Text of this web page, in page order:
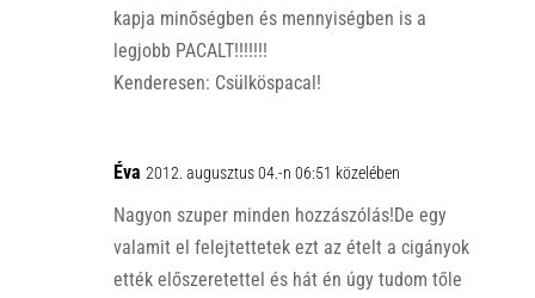
kapja minőségben és mennyiségben is a
legjobb PACALT!!!!!!!
Kenderesen: Csülköspacal!
Éva 2012. augusztus 04.-n 06:51 közelében
Nagyon szuper minden hozzászólás!De egy
valamit el felejtettetek ezt az ételt a cigányok
ették előszeretettel és hát én úgy tudom tőle